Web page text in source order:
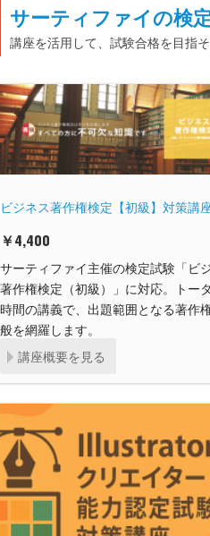
サーティファイの検
講座を活用して、試験合格を目指そ
ビジネス著作権検定【初級】対策講
￥4,400
サーティファイ主催の検定試験「ビ
著作権検定（初級）」に対応。トー
時間の講義で、出題範囲となる著作
般を網羅します。
講座概要を見る